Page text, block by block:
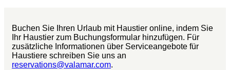
Buchen Sie Ihren Urlaub mit Haustier online, indem Sie
Ihr Haustier zum Buchungsformular hinzufügen. Für
zusätzliche Informationen über Serviceangebote für
Haustiere schreiben Sie uns an
reservations@valamar.com.